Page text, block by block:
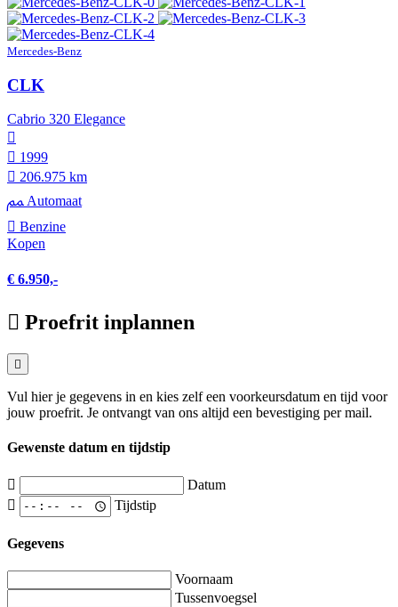
Mercedes-Benz
CLK
Cabrio 320 Elegance
1999
206.975 km
Automaat
Benzine
Kopen
€ 6.950,-
Proefrit inplannen
Vul hier je gegevens in en kies zelf een voorkeursdatum en tijd voor
jouw proefrit. Je ontvangt van ons altijd een bevestiging per mail.
Gewenste datum en tijdstip
Datum
Tijdstip
Gegevens
Voornaam
Tussenvoegsel